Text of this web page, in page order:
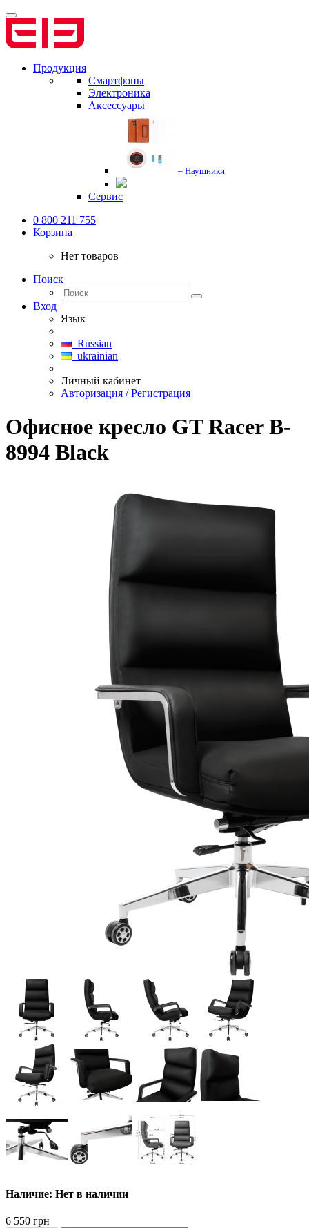
Продукция
Смартфоны
Электроника
Аксессуары
– Наушники
Сервис
0 800 211 755
Корзина
Нет товаров
Поиск
Вход
Язык
Russian
ukrainian
Личный кабинет
Авторизация / Регистрация
Офисное кресло GT Racer B-
8994 Black
Наличие: Нет в наличии
6 550 грн